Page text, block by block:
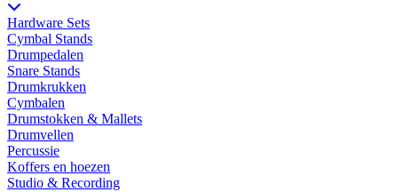
Hardware Sets
Cymbal Stands
Drumpedalen
Snare Stands
Drumkrukken
Cymbalen
Drumstokken & Mallets
Drumvellen
Percussie
Koffers en hoezen
Studio & Recording